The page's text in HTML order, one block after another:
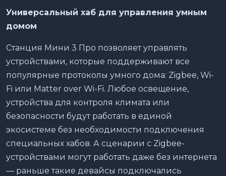
Универсальный хаб для управления умным
домом
Станция Мини 3 Про позволяет управлять
устройствами, которые поддерживают все
популярные протоколы умного дома: Zigbee, Wi-
Fi или Matter over Wi-Fi. Любое освещение,
устройства для контроля климата или
безопасности будут работать в единой
экосистеме без необходимости подключения
специальных хабов. А сценарии с Zigbee-
устройствами могут работать даже без интернета
— раньше такие девайсы подключались